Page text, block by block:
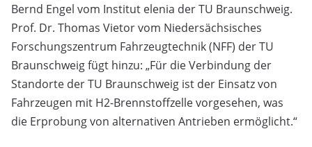
Bernd Engel vom Institut elenia der TU Braunschweig.
Prof. Dr. Thomas Vietor vom Niedersächsisches
Forschungszentrum Fahrzeugtechnik (NFF) der TU
Braunschweig fügt hinzu: „Für die Verbindung der
Standorte der TU Braunschweig ist der Einsatz von
Fahrzeugen mit H2-Brennstoffzelle vorgesehen, was
die Erprobung von alternativen Antrieben ermöglicht.“